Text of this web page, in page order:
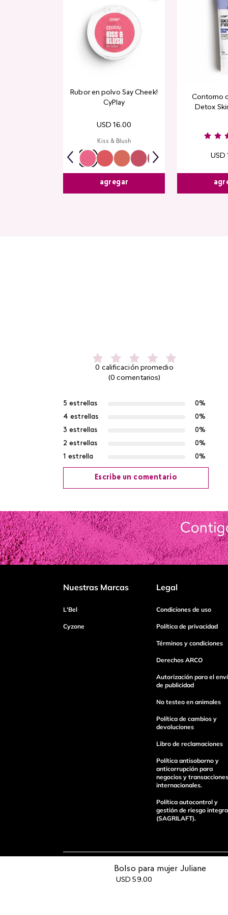
Bolso para mujer Juliane
USD 59.00
Rubor en polvo Say Cheek!
CyPlay
USD 16.00
Kiss & Blush
agregar
Contorno
Detox
USD
0 calificación promedio
(0 comentarios)
5 estrellas
0%
4 estrellas
0%
3 estrellas
0%
2 estrellas
0%
1 estrella
0%
Escribe un comentario
Agregar comentario
Título
Tu nombre
Nuestras Marcas
L'Bel
Cyzone
Legal
Condiciones de uso
Política de privacidad
Términos y condiciones
Derechos ARCO
Autorización para el
de publicidad
No testeo en animales
Política de cambios y
devoluciones
Libro de reclamaciones
Política antisoborno y
anticorrupción para
negocios y transacciones
internacionales.
Política autocontrol y
gestión de riesgo
(SAGRILAFT).
Pagos 100%
Entregas a todo